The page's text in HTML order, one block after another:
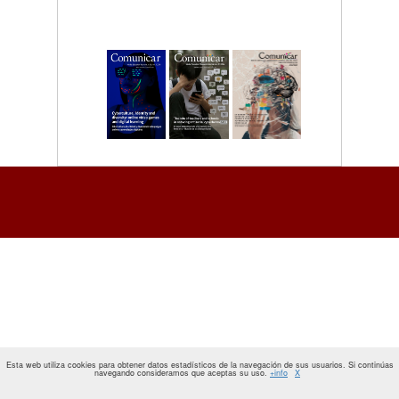
Esta web utiliza cookies para obtener datos estadísticos de la navegación de sus usuarios. Si continúas
navegando consideramos que aceptas su uso. +info X